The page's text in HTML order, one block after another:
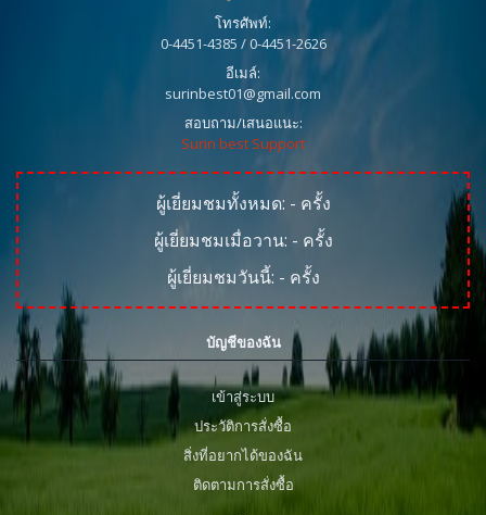
โทรศัพท์:
0-4451-4385 / 0-4451-2626
อีเมล์:
surinbest01@gmail.com
สอบถาม/เสนอแนะ:
Surin best Support
ผู้เยี่ยมชมทั้งหมด: - ครั้ง
ผู้เยี่ยมชมเมื่อวาน: - ครั้ง
ผู้เยี่ยมชมวันนี้: - ครั้ง
บัญชีของฉัน
เข้าสู่ระบบ
ประวัติการสั่งซื้อ
สิ่งที่อยากได้ของฉัน
ติดตามการสั่งซื้อ